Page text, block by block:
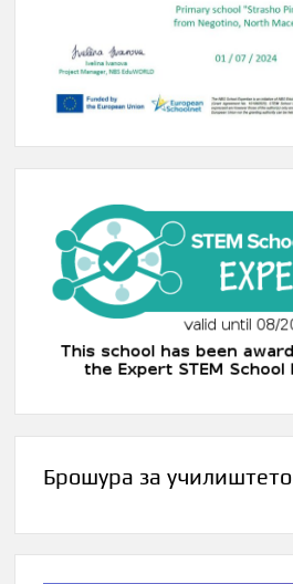
Брошура за училиштето